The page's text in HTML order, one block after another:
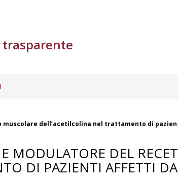
muscolare dell’acetilcolina nel trattamento di
MODULATORE DEL
DI PAZIENTI AFFETTI